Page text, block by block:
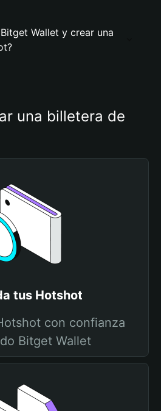
Wallet y crear una
una billetera de
tus Hotshot
con confianza
Bitget Wallet